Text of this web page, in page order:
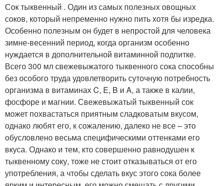
Сок тыквенный . Один из самых полезных овощных
соков, который непременно нужно пить хотя бы изредка.
Особенно полезным он будет в непростой для человека
зимне-весенний период, когда организм особенно
нуждается в дополнительной витаминной подпитке.
Всего 300 мл свежевыжатого тыквенного сока способны
без особого труда удовлетворить суточную потребность
организма в витаминах C, E, B и A, а также в калии,
фосфоре и магнии. Свежевыжатый тыквенный сок
может похвастаться приятным сладковатым вкусом,
однако любят его, к сожалению, далеко не все – это
обусловлено весьма специфическими оттенками его
вкуса. Однако и тем, кто совершенно равнодушен к
тыквенному соку, тоже не стоит отказываться от его
употребления, а чтобы сделать вкус этого сока более